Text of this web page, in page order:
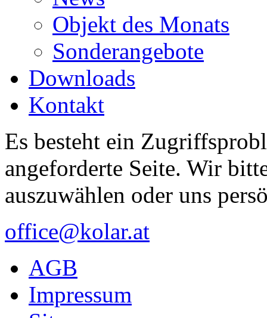
Objekt des Monats
Sonderangebote
Downloads
Kontakt
Es besteht ein
angeforderte Seite. Wir
auszuwählen oder uns
office@kolar.at
AGB
Impressum